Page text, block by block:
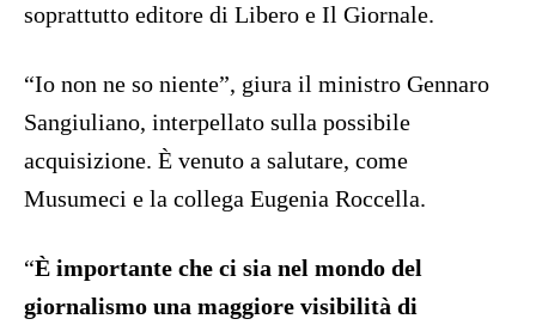
soprattutto editore di Libero e Il Giornale.
“Io non ne so niente”, giura il ministro Gennaro
Sangiuliano, interpellato sulla possibile
acquisizione. È venuto a salutare, come
Musumeci e la collega Eugenia Roccella.
“È importante che ci sia nel mondo del
giornalismo una maggiore visibilità di